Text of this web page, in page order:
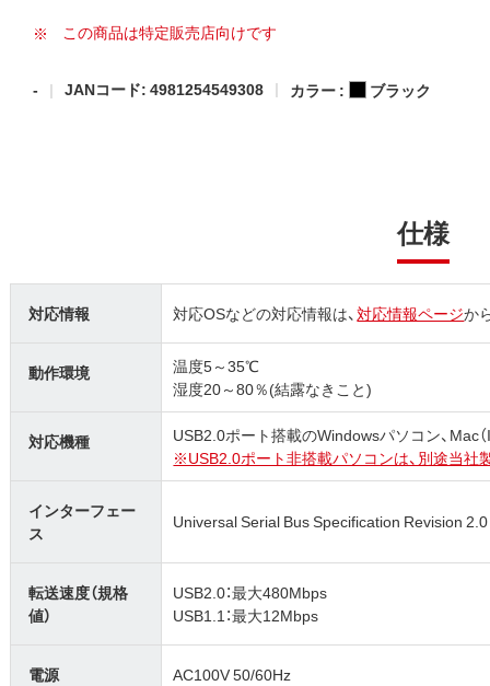
この商品は特定販売店向けです
- JANコード: 4981254549308 カラー : ブラック
仕様
対応情報 対応OSなどの対応情報は、対応情報ページか
動作環境
温度5～35℃
湿度20～80％(結露なきこと)
対応機種
USB2.0ポート搭載のWindowsパソコン、Mac
※USB2.0ポート非搭載パソコンは、別途当社
インターフェー
ス
Universal Serial Bus Specification Revision 2.0
転送速度（規格
値）
USB2.0：最大480Mbps
USB1.1：最大12Mbps
電源 AC100V 50/60Hz